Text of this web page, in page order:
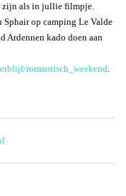
zijn als in jullie filmpje.
op camping Le Valde
Ardennen kado doen aan
romantisch_weekend.